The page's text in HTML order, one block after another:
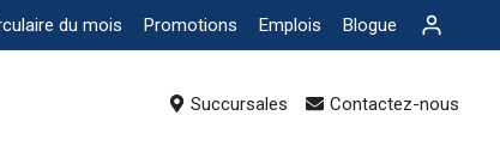
du mois Promotions Emplois Blogue
Succursales Contactez-nous